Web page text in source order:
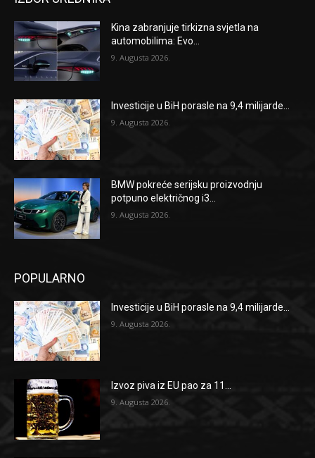
Kina zabranjuje tirkizna svjetla na
automobilima: Evo...
9. Augusta 2026.
Investicije u BiH porasle na 9,4 milijarde...
9. Augusta 2026.
BMW pokreće serijsku proizvodnju
potpuno električnog i3...
9. Augusta 2026.
POPULARNO
Investicije u BiH porasle na 9,4 milijarde...
9. Augusta 2026.
Izvoz piva iz EU pao za 11...
9. Augusta 2026.